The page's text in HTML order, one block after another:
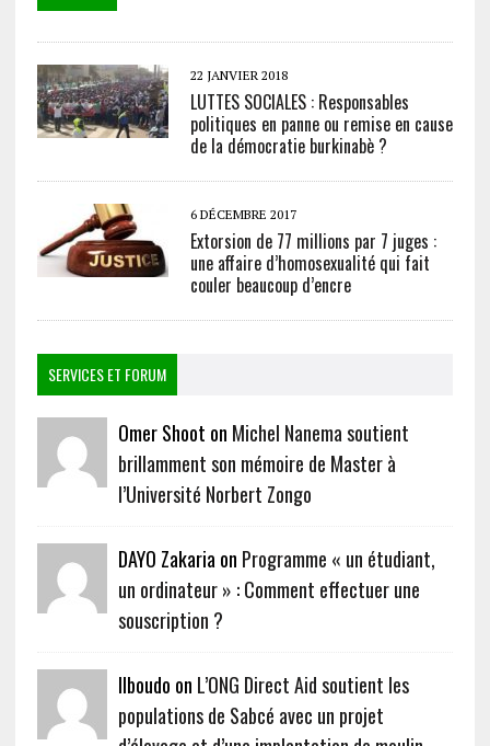
22 JANVIER 2018
LUTTES SOCIALES : Responsables
politiques en panne ou remise en cause
de la démocratie burkinabè ?
6 DÉCEMBRE 2017
Extorsion de 77 millions par 7 juges :
une affaire d’homosexualité qui fait
couler beaucoup d’encre
SERVICES ET FORUM
Omer Shoot on Michel Nanema soutient
brillamment son mémoire de Master à
l’Université Norbert Zongo
DAYO Zakaria on Programme « un étudiant,
un ordinateur » : Comment effectuer une
souscription ?
Ilboudo on L’ONG Direct Aid soutient les
populations de Sabcé avec un projet